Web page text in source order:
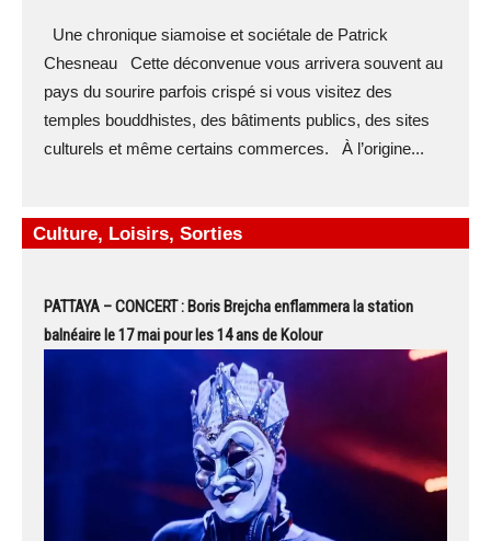
Une chronique siamoise et sociétale de Patrick
Chesneau Cette déconvenue vous arrivera souvent au
pays du sourire parfois crispé si vous visitez des
temples bouddhistes, des bâtiments publics, des sites
culturels et même certains commerces. À l’origine...
Culture, Loisirs, Sorties
PATTAYA – CONCERT : Boris Brejcha enflammera la station
balnéaire le 17 mai pour les 14 ans de Kolour